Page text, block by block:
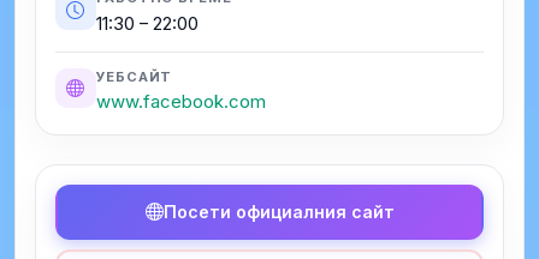
11:30 – 22:00
УЕБСАЙТ
www.facebook.com
Посети официалния сайт